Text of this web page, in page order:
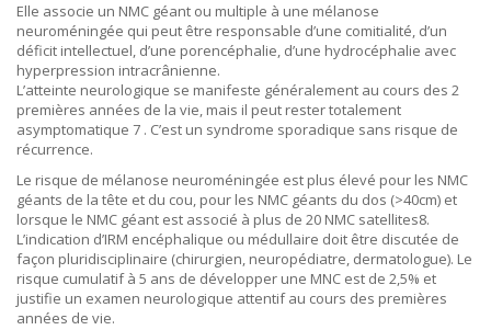
Elle associe un NMC géant ou multiple à une mélanose
neuroméningée qui peut être responsable d’une comitialité, d’un
déficit intellectuel, d’une porencéphalie, d’une hydrocéphalie avec
hyperpression intracrânienne.
L’atteinte neurologique se manifeste généralement au cours des 2
premières années de la vie, mais il peut rester totalement
asymptomatique 7 . C’est un syndrome sporadique sans risque de
récurrence.
Le risque de mélanose neuroméningée est plus élevé pour les NMC
géants de la tête et du cou, pour les NMC géants du dos (>40cm) et
lorsque le NMC géant est associé à plus de 20 NMC satellites8.
L’indication d’IRM encéphalique ou médullaire doit être discutée de
façon pluridisciplinaire (chirurgien, neuropédiatre, dermatologue). Le
risque cumulatif à 5 ans de développer une MNC est de 2,5% et
justifie un examen neurologique attentif au cours des premières
années de vie.